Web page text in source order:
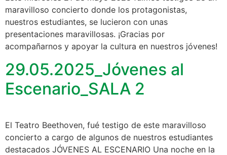
maravilloso concierto donde los protagonistas,
nuestros estudiantes, se lucieron con unas
presentaciones maravillosas. ¡Gracias por
acompañarnos y apoyar la cultura en nuestros jóvenes!
29.05.2025_Jóvenes al
Escenario_SALA 2
El Teatro Beethoven, fué testigo de este maravilloso
concierto a cargo de algunos de nuestros estudiantes
destacados JÓVENES AL ESCENARIO Una noche en la